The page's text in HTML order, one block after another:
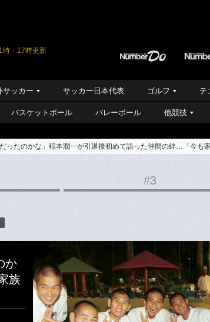
時・17時更新
サッカー サッカー日本代表 ゴルフ テ
バスケットボール バレーボール 他競技
だったのかな」稲本潤一が引退後初めて語った仲間の絆…「今も
#3
か
族